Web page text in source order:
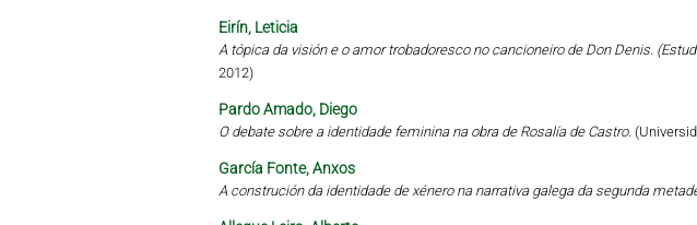
Eirín, Leticia
A tópica da visión e o amor trobadoresco no cancioneiro de Don Denis.
2012)
Pardo Amado, Diego
O debate sobre a identidade feminina na obra de Rosalía de Castro.
García Fonte, Anxos
A construción da identidade de xénero na narrativa galega da segunda